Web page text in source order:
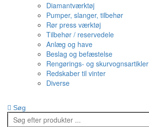
Diamantværktøj
Pumper, slanger, tilbehør
Rør press værktøj
Tilbehør / reservedele
Anlæg og have
Beslag og befæstelse
Rengørings- og skurvognsartikler
Redskaber til vinter
Diverse
Søg